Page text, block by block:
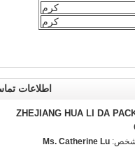
کرم
کرم
اطلاعات
ZHEJIANG HUA LI DA
شخص: Ms. Catherine Lu